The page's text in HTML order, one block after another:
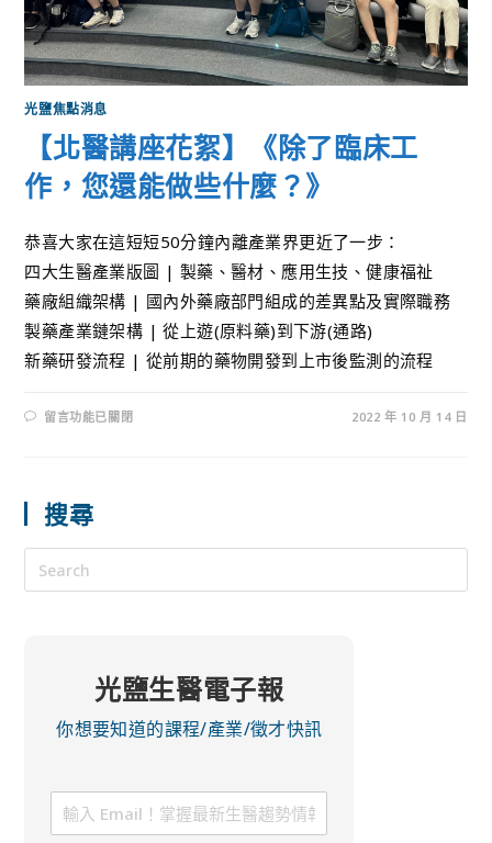
光鹽焦點消息
【北醫講座花絮】《除了臨床工
作，您還能做些什麼？》
​恭喜大家在這短短50分鐘內離產業界更近了一步：
四大生醫產業版圖 | 製藥、醫材、應用生技、健康福祉
藥廠組織架構 | 國內外藥廠部門組成的差異點及實際職務
製藥產業鏈架構 | 從上遊(原料藥)到下游(通路)
新藥研發流程 | 從前期的藥物開發到上市後監測的流程
留言功能已關閉 2022 年 10 月 14 日
搜尋
光鹽生醫電子報
你想要知道的課程/產業/徵才快訊